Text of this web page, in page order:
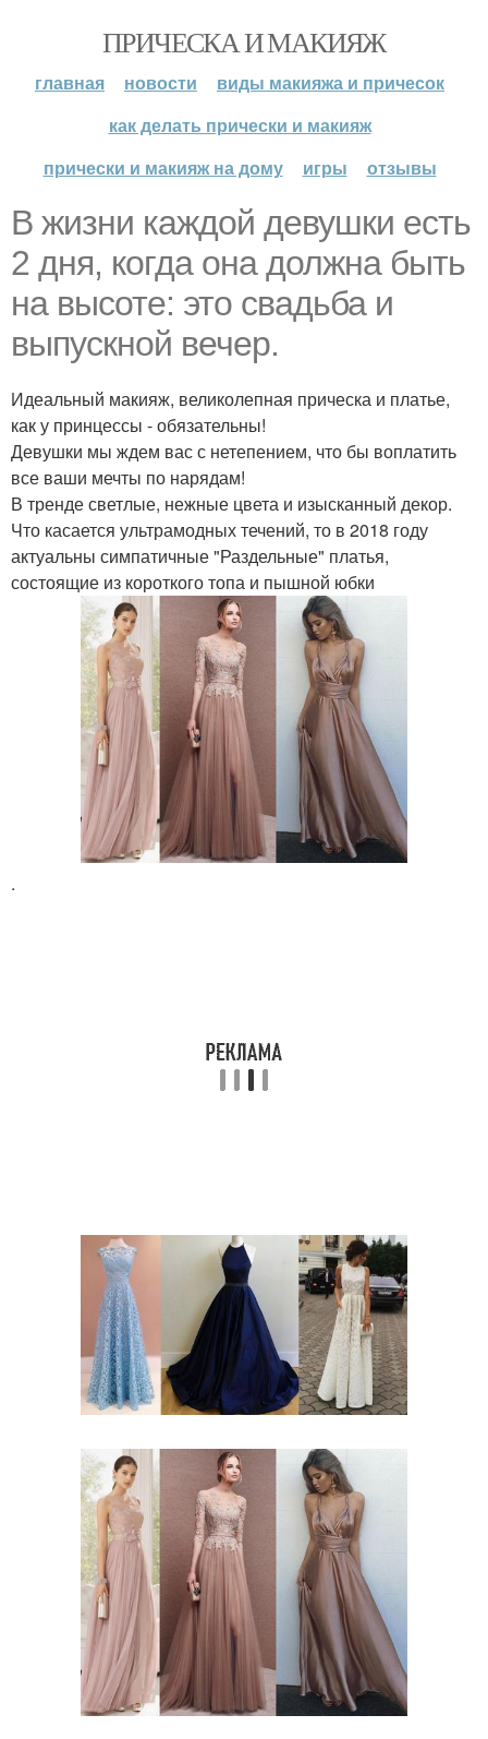
ПРИЧЕСКА И МАКИЯЖ
главная новости
виды макияжа и причесок
как делать прически и макияж
прически и макияж на дому
игры отзывы
В жизни каждой девушки есть
2 дня, когда она должна быть
на высоте: это свадьба и
выпускной вечер.
Идеальный макияж, великолепная прическа и платье,
как у принцессы - обязательны!
Девушки мы ждем вас с нетепением, что бы воплатить
все ваши мечты по нарядам!
В тренде светлые, нежные цвета и изысканный декор.
Что касается ультрамодных течений, то в 2018 году
актуальны симпатичные "Раздельные" платья,
состоящие из короткого топа и пышной юбки
.